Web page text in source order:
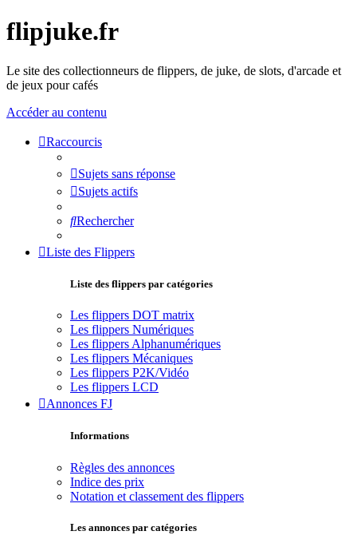
flipjuke.fr
Le site des collectionneurs de flippers, de juke, de slots, d'arcade et
de jeux pour cafés
Accéder au contenu
Raccourcis
Sujets sans réponse
Sujets actifs
Rechercher
Liste des Flippers
Liste des flippers par catégories
Les flippers DOT matrix
Les flippers Numériques
Les flippers Alphanumériques
Les flippers Mécaniques
Les flippers P2K/Vidéo
Les flippers LCD
Annonces FJ
Informations
Règles des annonces
Indice des prix
Notation et classement des flippers
Les annonces par catégories